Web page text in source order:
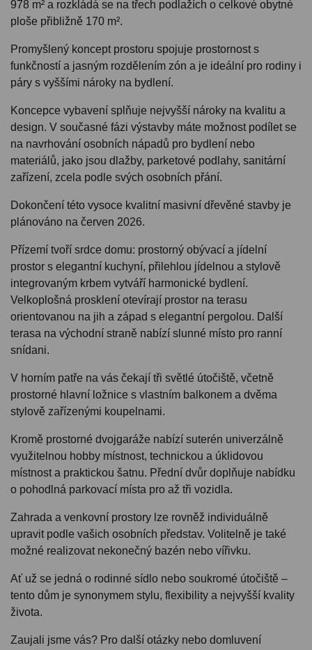
978 m² a rozkládá se na třech podlažích o celkové obytné
ploše přibližně 170 m².
Promyšlený koncept prostoru spojuje prostornost s
funkčností a jasným rozdělením zón a je ideální pro rodiny i
páry s vyššími nároky na bydlení.
Koncepce vybavení splňuje nejvyšší nároky na kvalitu a
design. V současné fázi výstavby máte možnost podílet se
na navrhování osobních nápadů pro bydlení nebo
materiálů, jako jsou dlažby, parketové podlahy, sanitární
zařízení, zcela podle svých osobních přání.
Dokončení této vysoce kvalitní masivní dřevěné stavby je
plánováno na červen 2026.
Přízemí tvoří srdce domu: prostorný obývací a jídelní
prostor s elegantní kuchyní, přilehlou jídelnou a stylově
integrovaným krbem vytváří harmonické bydlení.
Velkoplošná prosklení otevírají prostor na terasu
orientovanou na jih a západ s elegantní pergolou. Další
terasa na východní straně nabízí slunné místo pro ranní
snídani.
V horním patře na vás čekají tři světlé útočiště, včetně
prostorné hlavní ložnice s vlastním balkonem a dvěma
stylově zařízenými koupelnami.
Kromě prostorné dvojgaráže nabízí suterén univerzálně
využitelnou hobby místnost, technickou a úklidovou
místnost a praktickou šatnu. Přední dvůr doplňuje nabídku
o pohodlná parkovací místa pro až tři vozidla.
Zahrada a venkovní prostory lze rovněž individuálně
upravit podle vašich osobních představ. Volitelně je také
možné realizovat nekonečný bazén nebo vířivku.
Ať už se jedná o rodinné sídlo nebo soukromé útočiště –
tento dům je synonymem stylu, flexibility a nejvyšší kvality
života.
Zaujali jsme vás? Pro další otázky nebo domluvení